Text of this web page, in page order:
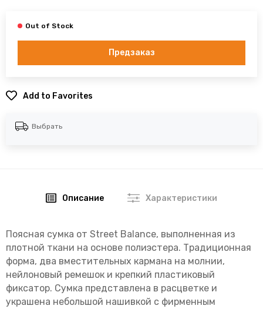
Предзаказ
Add to Favorites
Выбрать
Описание Характеристики
Поясная сумка от Street Balance, выполненная из
плотной ткани на основе полиэстера. Традиционная
форма, два вместительных кармана на молнии,
нейлоновый ремешок и крепкий пластиковый
фиксатор. Сумка представлена в расцветке и
украшена небольшой нашивкой с фирменным